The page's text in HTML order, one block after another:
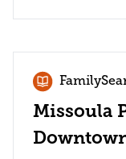
Missoula